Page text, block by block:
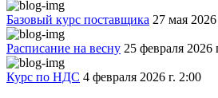
Базовый курс поставщика 27 мая
Расписание на весну 25 февраля 2026
Курс по НДС 4 февраля 2026 г. 2:00